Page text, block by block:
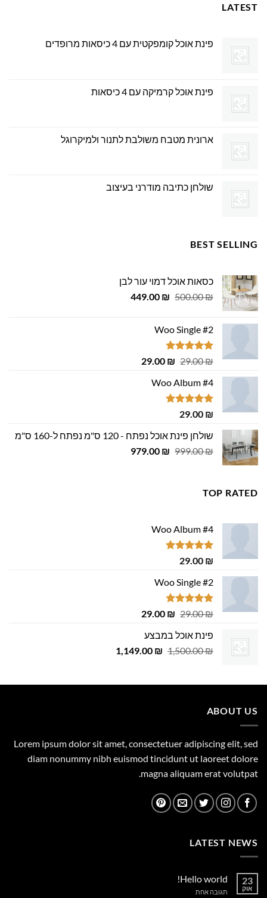
LATEST
פינת אוכל קומפקטית עם 4 כיסאות מרופדים
פינת אוכל קרמיקה עם 4 כיסאות
ארונית מטבח משולבת לתנור ולמיקרוגל
שולחן כתיבה מודרני בעיצוב
BEST SELLING
כסאות אוכל דמוי עור לבן
500.00₪
המחיר
500.00 ₪.
449.00 ₪
המחיר
Woo Single #2
דורג4.75
29.00₪
המחיר
היה:
29.00 ₪.
29.00 ₪
המחיר
Woo Album #4
דורג5.00
29.00 ₪
שולחן פינת אוכל נפתח - 120 ס"מ נפתח ל-160 ס"מ
999.00₪
המחיר
979.00 ₪
המחיר
TOP RATED
Woo Album #4
דורג5.00
29.00 ₪
Woo Single #2
דורג4.75
29.00₪
המחיר
היה:
29.00 ₪.
29.00 ₪
המחיר
29.00 ₪.
פינת אוכל במבצע
1,500.00₪
המחיר
1,500.00 ₪.
1,149.00 ₪
המחיר
1,149.00 ₪.
ABOUT US
Lorem ipsum dolor sit amet, consectetuer adipiscing elit, sed
diam nonummy nibh euismod tincidunt ut laoreet dolore
magna aliquam erat volutpat.
LATEST NEWS
23
אוק
Hello world!
תגובה אחתעל